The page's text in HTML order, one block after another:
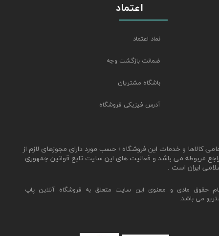
حقوق مادی و معنوی این سایت متعلق به فروشگاه آنلاین پاپ
می باشد.
اعتماد
نماد اعتماد
ضمانت بازگشت وجه
باشگاه مشتریان
آدرس فیزیکی فروشگاه
کالاها و خدمات این فروشگاه ؛ حسب مورد دارای مجوزهای لازم از
مربوطه می باشد و فعالیت های این سایت تابع قوانین جمهوری
ایران است .